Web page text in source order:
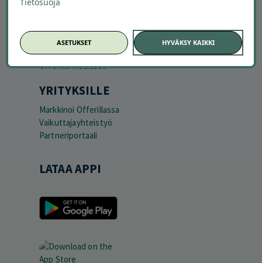
Tilaa uutiskirje
Avoimet työpaikat
Offerilla mediassa
YRITYKSILLE
Markkinoi Offerillassa
Vaikuttajayhteistyö
Partneriportaali
LATAA APPI
ASETUKSET HYVÄKSY KAIKKI